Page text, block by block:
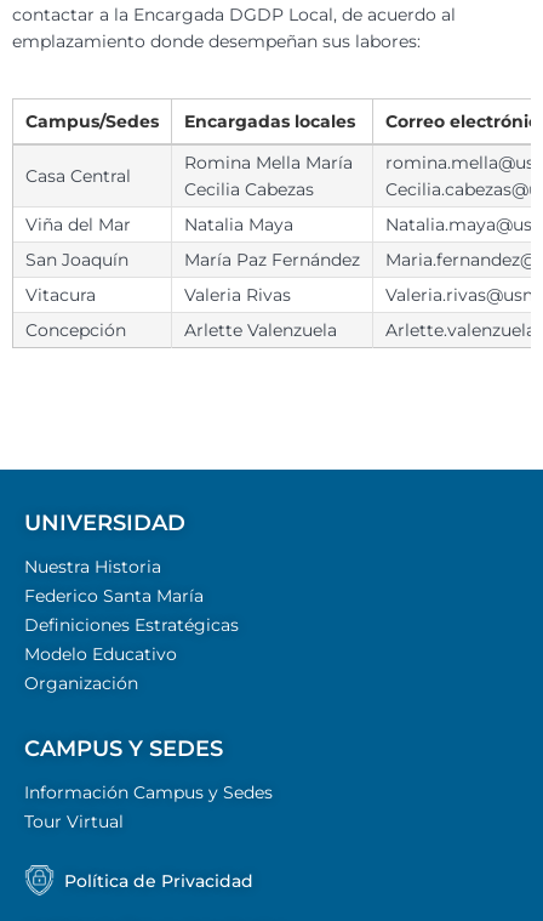
contactar a la Encargada DGDP Local, de acuerdo al
emplazamiento donde desempeñan sus labores:
Campus/Sedes Encargadas locales Correo
Casa Central
Romina Mella María
Cecilia Cabezas
Viña del Mar
Natalia Maya
San Joaquín
María Paz Fernández
Vitacura
Valeria Rivas
Concepción
Arlette Valenzuela
UNIVERSIDAD
Nuestra Historia
Federico Santa María
Definiciones Estratégicas
Modelo Educativo
Organización
CAMPUS Y SEDES
Información Campus y Sedes
Tour Virtual
Política de Privacidad